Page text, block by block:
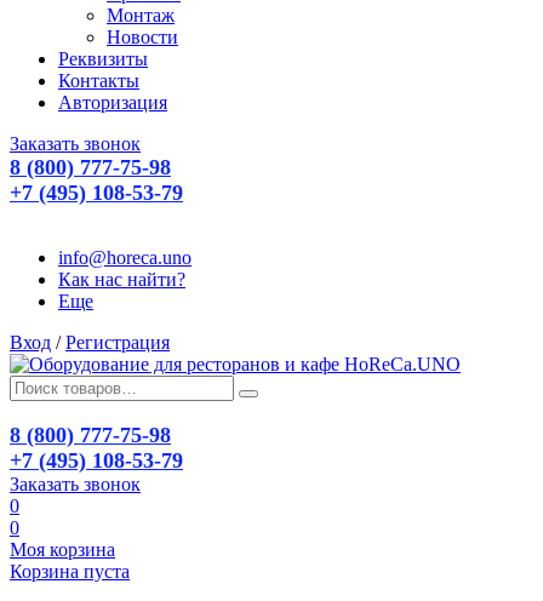
Монтаж
Новости
Реквизиты
Контакты
Авторизация
Заказать звонок
8 (800) 777-75-98
+7 (495) 108-53-79
info@horeca.uno
Как нас найти?
Еще
Вход / Регистрация
8 (800) 777-75-98
+7 (495) 108-53-79
Заказать звонок
0
0
Моя корзина
Корзина пуста